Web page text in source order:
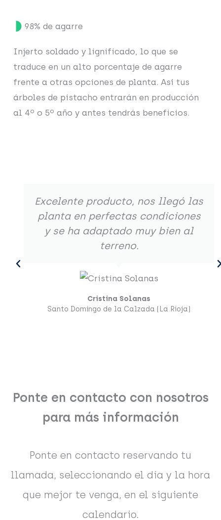
98% de agarre
Injerto soldado y lignificado, lo que se
traduce en un alto porcentaje de agarre
frente a otras opciones de planta. Así tus
árboles de pistacho entrarán en producción
al 4º o 5º año y antes tendrás beneficios.
Excelente producto, nos llegó las
planta en perfectas condiciones
y se ha adaptado muy bien al
terreno.
Cristina Solanas
Santo Domingo de la Calzada (La Rioja)
Ponte en contacto con nosotros
para más información
Ponte en contacto reservando tu
llamada, seleccionando el día y la hora
que mejor te venga, en el siguiente
calendario.